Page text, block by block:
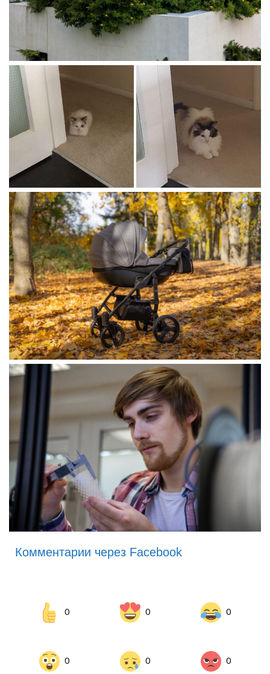
Комментарии через Facebook
0 0 0
0 0 0